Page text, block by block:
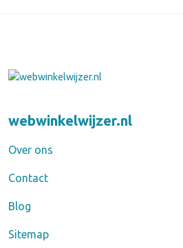
webwinkelwijzer.nl
Over ons
Contact
Blog
Sitemap